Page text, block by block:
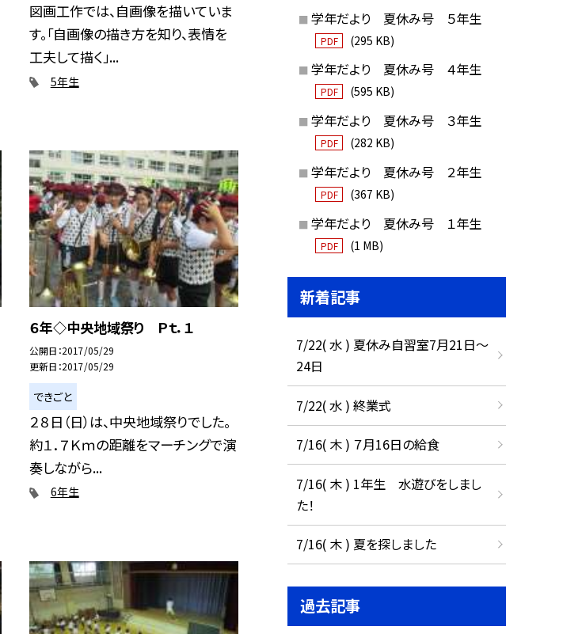
図画工作では、自画像を描いていま
す。「自画像の描き方を知り、表情を
工夫して描く」...
5年生
６年◇中央地域祭り Ｐｔ．１
公開日 2017/05/29
更新日 2017/05/29
できごと
２８日（日）は、中央地域祭りでした。
約１．７Ｋｍの距離をマーチングで演
奏しながら...
6年生
学年だより 夏休み号 ５年生
PDF (295 KB)
学年だより 夏休み号 ４年生
PDF (595 KB)
学年だより 夏休み号 ３年生
PDF (282 KB)
学年だより 夏休み号 ２年生
PDF (367 KB)
学年だより 夏休み号 １年生
PDF (1 MB)
新着記事
7/22( 水 ) 夏休み自習室7月21日〜
24日
7/22( 水 ) 終業式
7/16( 木 ) ７月16日の給食
7/16( 木 ) 1年生 水遊びをしまし
た！
7/16( 木 ) 夏を探しました
過去記事